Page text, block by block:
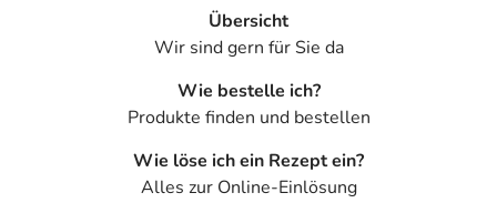
Übersicht
Wir sind gern für Sie da
Wie bestelle ich?
Produkte finden und bestellen
Wie löse ich ein Rezept ein?
Alles zur Online-Einlösung